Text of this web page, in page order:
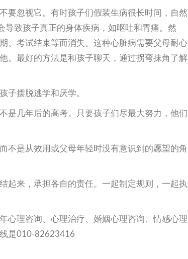
要忽视它。有时孩子们假装生病很长时间，自然
导致孩子真正的身体疾病，如呕吐和胃痛。然
、考试结束等而消失。这种心脏病需要父母耐心
。最好的方法是和孩子聊天，通过拐弯抹角了解
子摆脱逃学和厌学。
是几年后的高考。只要孩子们尽最大努力，他们
不是从效用或父母年轻时没有意识到的愿望的角
起来，承担各自的责任。一起制定规则，一起执
心理咨询、心理治疗、婚姻心理咨询、情感心理
是010-82623416